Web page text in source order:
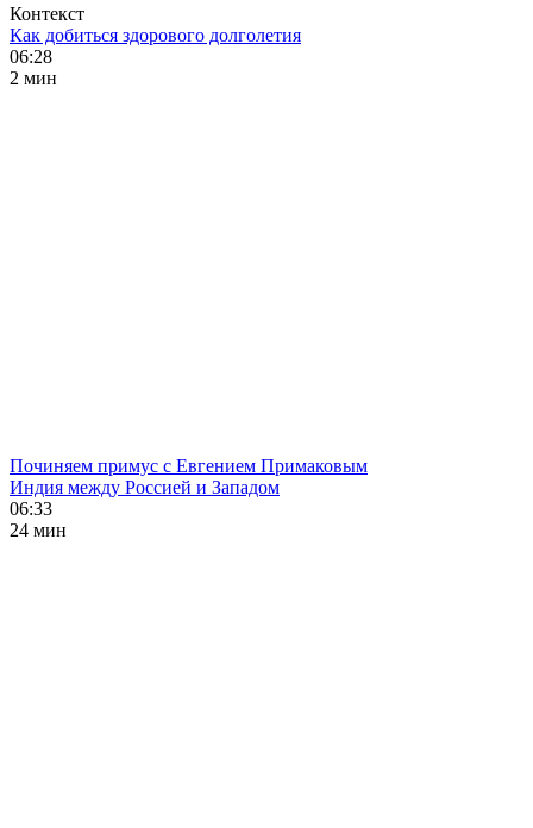
Контекст
Как добиться здорового долголетия
06:28
2 мин
Починяем примус с Евгением Примаковым
Индия между Россией и Западом
06:33
24 мин